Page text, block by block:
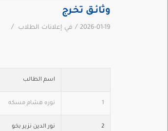
وثائـق تخـرج
2026-01-19
/ في إعلانات الطلاب /
اسم الطالب
1 نوره هشام مسكه
2 نور الدين نزير بخو